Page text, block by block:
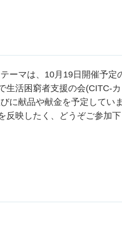
ーマは、10月19日開催予定
生活困窮者支援の会(CITC-カ
に献品や献金を予定していま
反映したく、どうぞご参加下